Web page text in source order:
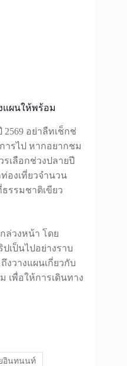
แผนให้พร้อม
อย่าลืทเช็กช่
ารไป หากอยากชม
เลือกช่วงปลายปี
องเที่ยวจำนวน
รรมชาติเขียว
ล่วงหน้า โดย
เป็นไปอย่างราบ
งวางแผนเกี่ยวกับ
เพื่อให้การเดินทาง
อินทนนท์